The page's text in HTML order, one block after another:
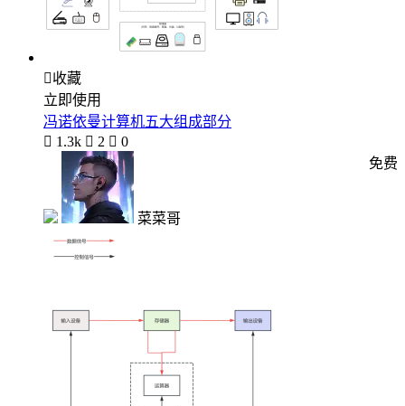
收藏
立即使用
冯诺依曼计算机五大组成部分
 1.3k  2  0
菜菜哥
免费